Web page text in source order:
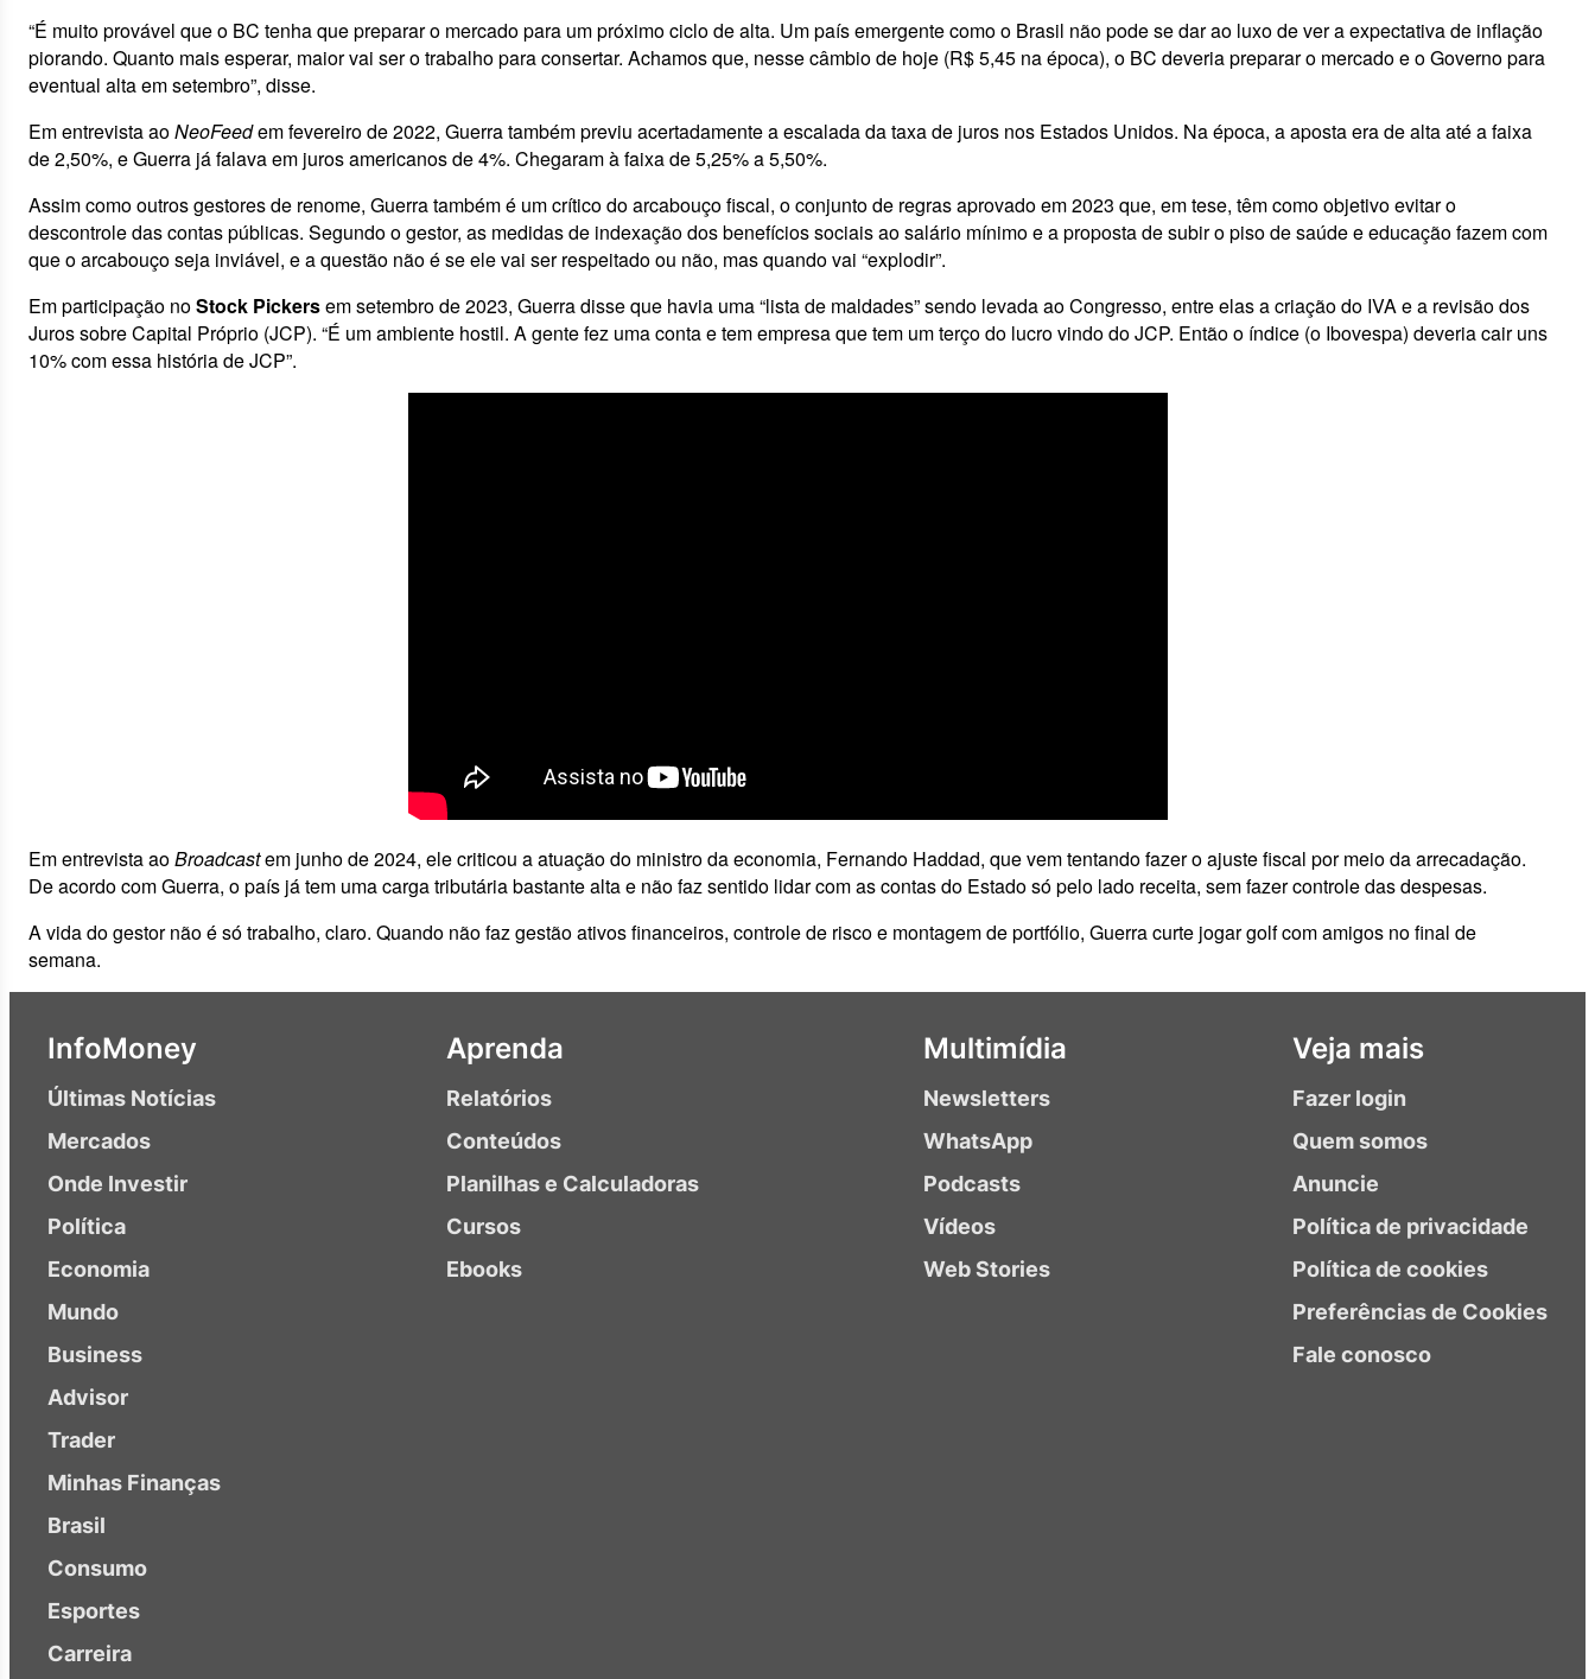
“É muito provável que o BC tenha que preparar o mercado para um próximo ciclo de alta. Um país emergente como o Brasil não pode se dar ao luxo de ver a expectativa de inflação
piorando. Quanto mais esperar, maior vai ser o trabalho para consertar. Achamos que, nesse câmbio de hoje (R$ 5,45 na época), o BC deveria preparar o mercado e o Governo para
eventual alta em setembro”, disse.
Em entrevista aoNeoFeedem fevereiro de 2022, Guerra também previu acertadamente a escalada da taxa de juros nos Estados Unidos. Na época, a aposta era de alta até a faixa
de 2,50%, e Guerra já falava em juros americanos de 4%. Chegaram à faixa de 5,25% a 5,50%.
Assim como outros gestores de renome, Guerra também é um crítico do arcabouço fiscal, o conjunto de regras aprovado em 2023 que, em tese, têm como objetivo evitar o
descontrole das contas públicas. Segundo o gestor, as medidas de indexação dos benefícios sociais ao salário mínimo e a proposta de subir o piso de saúde e educação fazem com
que o arcabouço seja inviável, e a questão não é se ele vai ser respeitado ou não, mas quando vai “explodir”.
Em participação noStock Pickersem setembro de 2023, Guerra disse que havia uma “lista de maldades” sendo levada ao Congresso, entre elas a criação do IVA e a revisão dos
Juros sobre Capital Próprio (JCP). “É um ambiente hostil. A gente fez uma conta e tem empresa que tem um terço do lucro vindo do JCP. Então o índice (o Ibovespa) deveria cair uns
10% com essa história de JCP”.
Em entrevista aoBroadcastem junho de 2024, ele criticou a atuação do ministro da economia, Fernando Haddad, que vem tentando fazer o ajuste fiscal por meio da arrecadação.
De acordo com Guerra, o país já tem uma carga tributária bastante alta e não faz sentido lidar com as contas do Estado só pelo lado receita, sem fazer controle das despesas.
A vida do gestor não é só trabalho, claro. Quando não faz gestão ativos financeiros, controle de risco e montagem de portfólio, Guerra curte jogar golf com amigos no final de
semana.
InfoMoney
Últimas Notícias
Mercados
Onde Investir
Política
Economia
Mundo
Business
Advisor
Trader
Minhas Finanças
Brasil
Consumo
Esportes
Carreira
Aprenda
Relatórios
Conteúdos
Planilhas e Calculadoras
Cursos
Ebooks
Multimídia
Newsletters
WhatsApp
Podcasts
Vídeos
Web Stories
Veja mais
Fazer login
Quem somos
Anuncie
Política de privacidade
Política de cookies
Preferências de Cookies
Fale conosco